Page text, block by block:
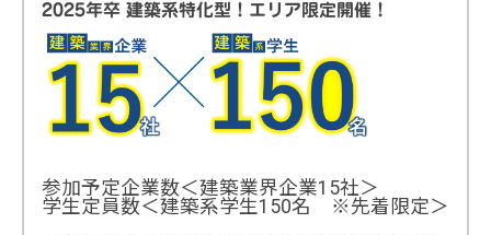
2025年卒 建築系特化型！エリア限定開催！
参加予定企業数＜建築業界企業15社＞
学生定員数＜建築系学生150名 ※先着限定＞